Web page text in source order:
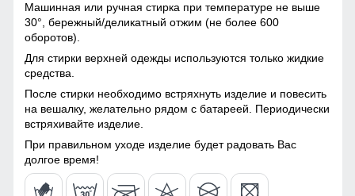
Карман, обеспечивает удобное хранение личных вещей.
Высокий воротник и регулируемые манжеты защищают от
ветра, делая куртку универсальной для ежедневного
использования.
Капюшон на все случаи жизни
Несъемный и регулируемый капюшон делает эту куртку
48 (XL)
116
64
Экологичные материалы
Материал подкладки
капюшона
Материал наполнителя
Особенность ткани
ткань
Машинная или ручная стирка при температуре не выше
30°, бережный/деликатный отжим (не более 600
оборотов).
Для стирки верхней одежды используются только жидкие
средства.
После стирки необходимо встряхнуть изделие и повесить
на вешалку, желательно рядом с батареей. Периодически
встряхивайте изделие.
При правильном уходе изделие будет радовать Вас
долгое время!